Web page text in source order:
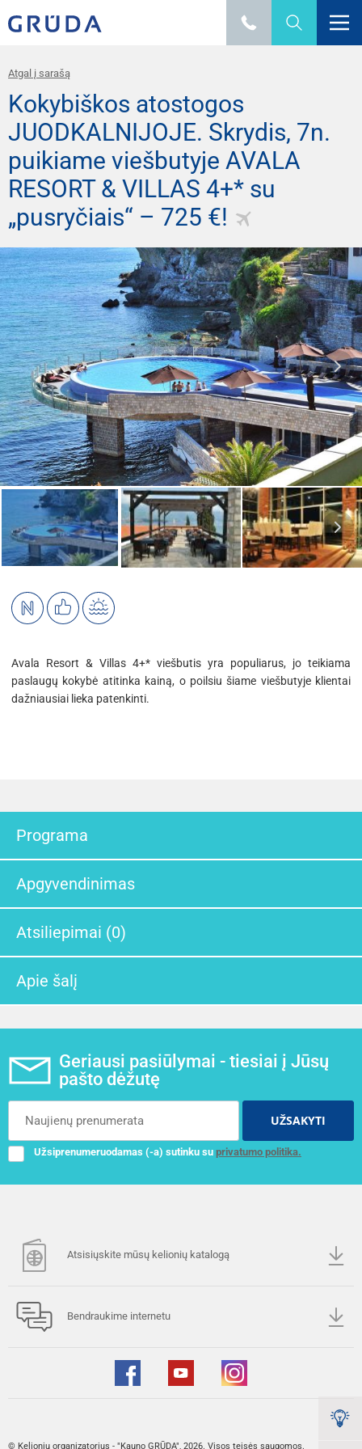
Atgal į sarašą
Kokybiškos atostogos
JUODKALNIJOJE. Skrydis, 7n.
puikiame viešbutyje AVALA
RESORT & VILLAS 4+* su
„pusryčiais“ – 725 €!
Avala Resort & Villas 4+* viešbutis yra populiarus, jo teikiama
paslaugų kokybė atitinka kainą, o poilsiu šiame viešbutyje klientai
dažniausiai lieka patenkinti.
Programa
Apgyvendinimas
Atsiliepimai (0)
Apie šalį
Geriausi pasiūlymai - tiesiai į Jūsų
pašto dėžutę
UŽSAKYTI
Užsiprenumeruodamas (-a) sutinku su privatumo politika.
Atsisiųskite mūsų kelionių katalogą
Bendraukime internetu
© Kelionių organizatorius - "Kauno GRŪDA", 2026. Visos teisės saugomos.